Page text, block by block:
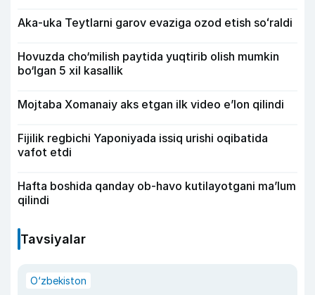
Aka-uka Teytlarni garov evaziga ozod etish soʻraldi
Hovuzda cho‘milish paytida yuqtirib olish mumkin
bo‘lgan 5 xil kasallik
Mojtaba Xomanaiy aks etgan ilk video e’lon qilindi
Fijilik regbichi Yaponiyada issiq urishi oqibatida
vafot etdi
Hafta boshida qanday ob-havo kutilayotgani ma’lum
qilindi
Tavsiyalar
O‘zbekiston